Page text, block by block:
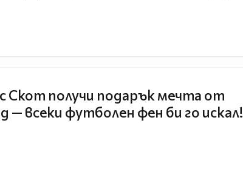
Скот получи подарък мечта от
— всеки футболен фен би го искал!